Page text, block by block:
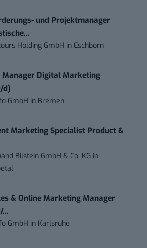
und Projektmanager
Holding GmbH in Eschborn
Manager Digital Marketing
d)
GmbH in Bremen
Marketing Specialist Product &
Bilstein GmbH & Co. KG in
& Online Marketing Manager
GmbH in Karlsruhe